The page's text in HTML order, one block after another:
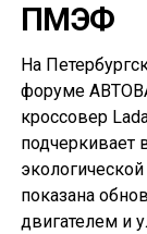
ПМЭФ
На
форуме
кроссовер
подчеркивает
показана
двигателем и